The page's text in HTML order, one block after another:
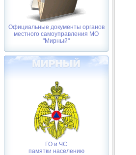
Официальные документы органов
местного самоуправления МО
"Мирный"
ГО и ЧС
памятки населению